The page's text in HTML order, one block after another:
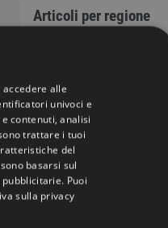
Articoli per regione
alle
univoci e
contenuti, analisi
trattare i tuoi
del
basarsi sul
pubblicitarie. Puoi
sulla privacy